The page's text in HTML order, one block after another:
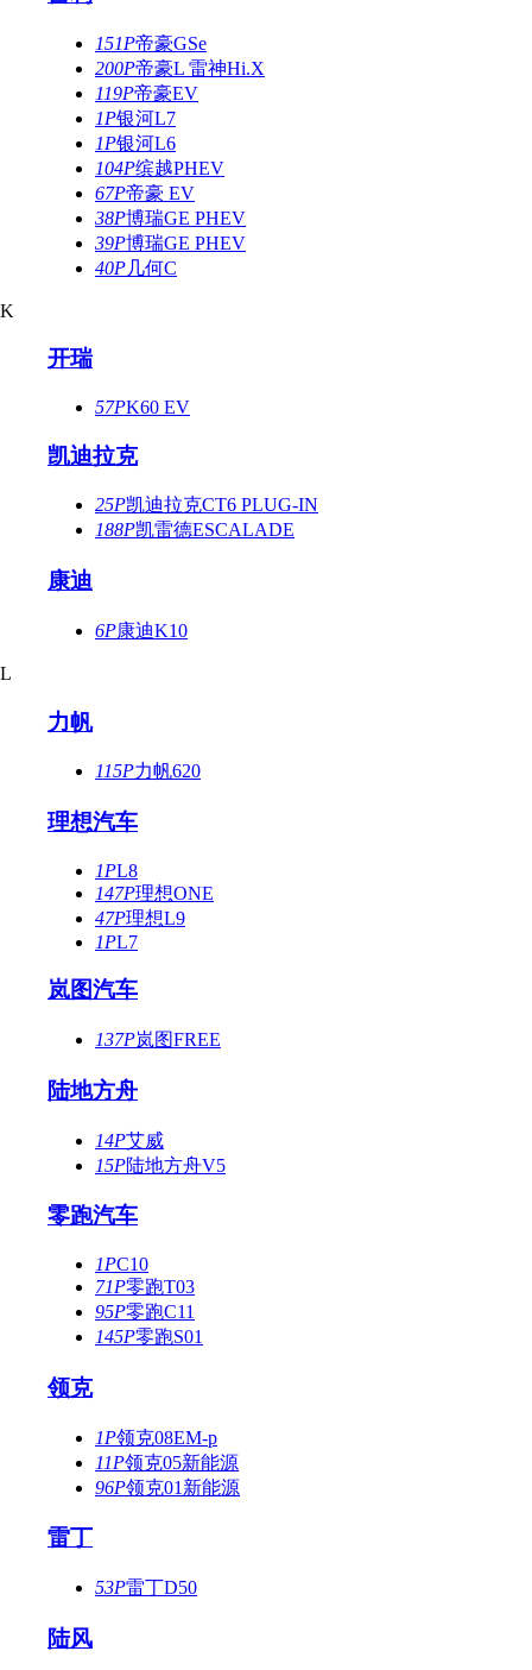
151P帝豪GSe
200P帝豪L 雷神Hi.X
119P帝豪EV
1P银河L7
1P银河L6
104P缤越PHEV
67P帝豪 EV
38P博瑞GE PHEV
39P博瑞GE PHEV
40P几何C
K
开瑞
57PK60 EV
凯迪拉克
25P凯迪拉克CT6 PLUG-IN
188P凯雷德ESCALADE
康迪
6P康迪K10
L
力帆
115P力帆620
理想汽车
1PL8
147P理想ONE
47P理想L9
1PL7
岚图汽车
137P岚图FREE
陆地方舟
14P艾威
15P陆地方舟V5
零跑汽车
1PC10
71P零跑T03
95P零跑C11
145P零跑S01
领克
1P领克08EM-p
11P领克05新能源
96P领克01新能源
雷丁
53P雷丁D50
陆风